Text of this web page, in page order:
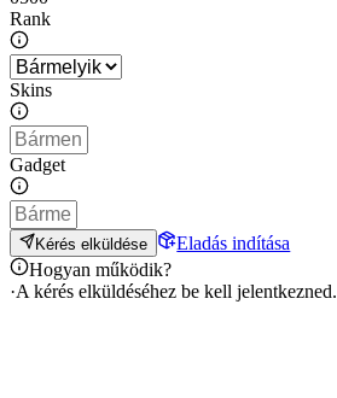
Rank
Skins
Gadget
Kérés elküldése
Eladás indítása
Hogyan működik?
·A kérés elküldéséhez be kell jelentkezned.